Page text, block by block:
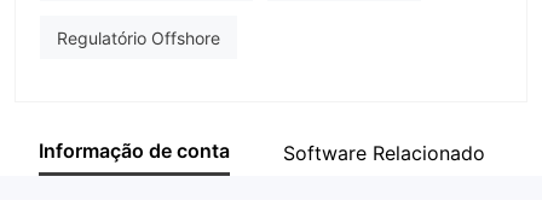
Regulatório Offshore
Informação de conta Software Relacionado